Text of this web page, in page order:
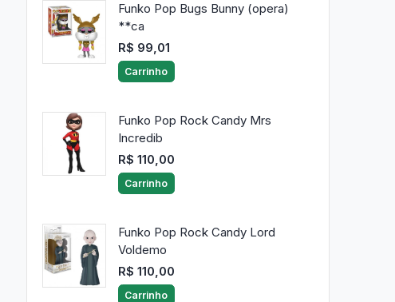
Funko Pop Bugs Bunny (opera)
**ca
R$ 99,01
Carrinho
Funko Pop Rock Candy Mrs
Incredib
R$ 110,00
Carrinho
Funko Pop Rock Candy Lord
Voldemo
R$ 110,00
Carrinho